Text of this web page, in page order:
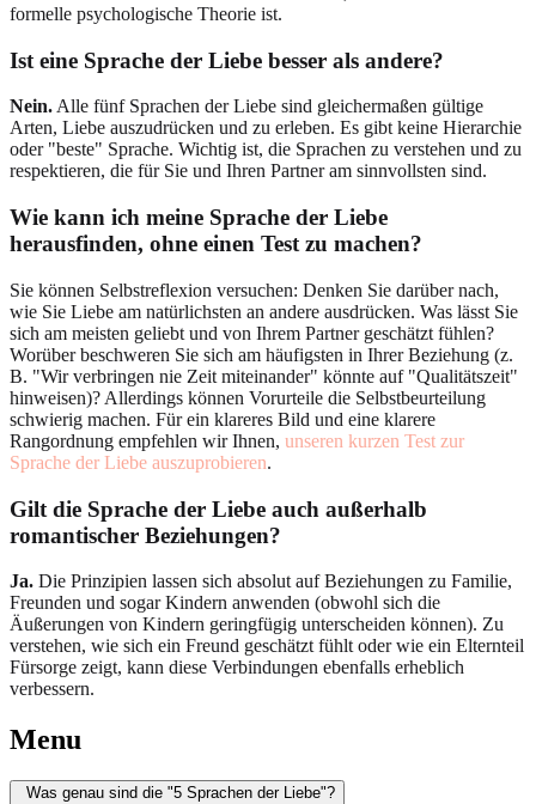
formelle psychologische Theorie ist.
Ist eine Sprache der Liebe besser als andere?
Nein.Alle fünf Sprachen der Liebe sind gleichermaßen gültige
Arten, Liebe auszudrücken und zu erleben. Es gibt keine Hierarchie
oder "beste" Sprache. Wichtig ist, die Sprachen zu verstehen und zu
respektieren, die für Sie und Ihren Partner am sinnvollsten sind.
Wie kann ich meine Sprache der Liebe
herausfinden, ohne einen Test zu machen?
Sie können Selbstreflexion versuchen: Denken Sie darüber nach,
wie Sie Liebe am natürlichsten an andere ausdrücken. Was lässt Sie
sich am meisten geliebt und von Ihrem Partner geschätzt fühlen?
Worüber beschweren Sie sich am häufigsten in Ihrer Beziehung (z.
B. "Wir verbringen nie Zeit miteinander" könnte auf "Qualitätszeit"
hinweisen)? Allerdings können Vorurteile die Selbstbeurteilung
schwierig machen. Für ein klareres Bild und eine klarere
Rangordnung empfehlen wir Ihnen, unseren kurzen Test zur
Sprache der Liebe auszuprobieren.
Gilt die Sprache der Liebe auch außerhalb
romantischer Beziehungen?
Ja. Die Prinzipien lassen sich absolut auf Beziehungen zu Familie,
Freunden und sogar Kindern anwenden (obwohl sich die
Äußerungen von Kindern geringfügig unterscheiden können). Zu
verstehen, wie sich ein Freund geschätzt fühlt oder wie ein Elternteil
Fürsorge zeigt, kann diese Verbindungen ebenfalls erheblich
verbessern.
Menu
Was genau sind die "5 Sprachen der Liebe"?